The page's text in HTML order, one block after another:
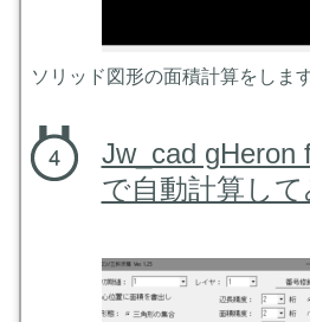
ソリッド図形の面積計算を
Jw_cad gHeron
で自動計算して